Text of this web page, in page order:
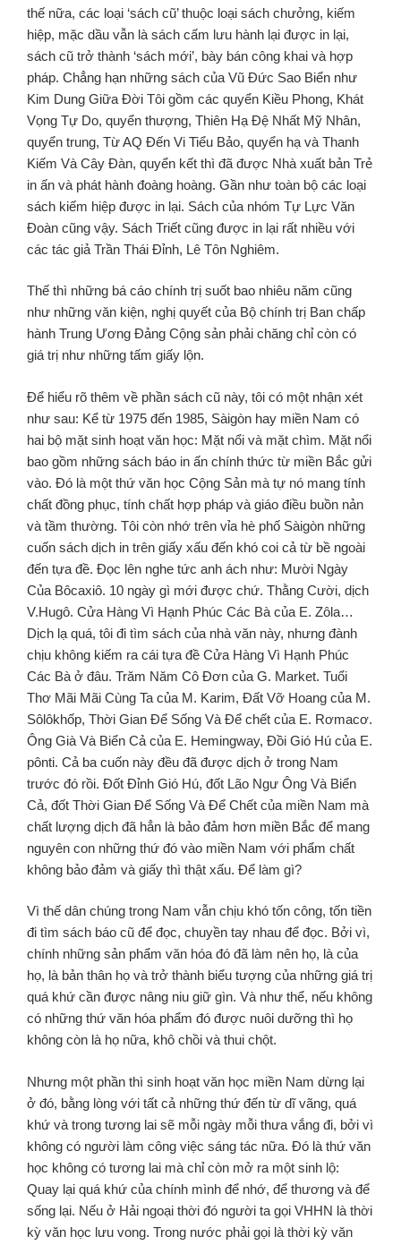
thế nữa, các loại ‘sách cũ’ thuộc loại sách chưởng, kiếm
hiệp, mặc dầu vẫn là sách cấm lưu hành lại được in lại,
sách cũ trở thành ‘sách mới’, bày bán công khai và hợp
pháp. Chẳng hạn những sách của Vũ Đức Sao Biển như
Kim Dung Giữa Ðời Tôi gồm các quyển Kiều Phong, Khát
Vọng Tự Do, quyển thượng, Thiên Hạ Ðệ Nhất Mỹ Nhân,
quyển trung, Từ AQ Ðến Vi Tiểu Bảo, quyển hạ và Thanh
Kiếm Và Cây Ðàn, quyển kết thì đã được Nhà xuất bản Trẻ
in ấn và phát hành đoàng hoàng. Gần như toàn bộ các loại
sách kiếm hiệp được in lại. Sách của nhóm Tự Lực Văn
Đoàn cũng vậy. Sách Triết cũng được in lại rất nhiều với
các tác giả Trần Thái Đỉnh, Lê Tôn Nghiêm.
Thế thì những bá cáo chính trị suốt bao nhiêu năm cũng
như những văn kiện, nghị quyết của Bộ chính trị Ban chấp
hành Trung Ương Ðảng Cộng sản phải chăng chỉ còn có
giá trị như những tấm giấy lộn.
Để hiểu rõ thêm về phần sách cũ này, tôi có một nhận xét
như sau: Kể từ 1975 đến 1985, Sàigòn hay miền Nam có
hai bộ mặt sinh hoạt văn học: Mặt nổi và mặt chìm. Mặt nổi
bao gồm những sách báo in ấn chính thức từ miền Bắc gửi
vào. Đó là một thứ văn học Cộng Sản mà tự nó mang tính
chất đồng phục, tính chất hợp pháp và giáo điều buồn nản
và tầm thường. Tôi còn nhớ trên vỉa hè phố Sàigòn những
cuốn sách dịch in trên giấy xấu đến khó coi cả từ bề ngoài
đến tựa đề. Đọc lên nghe tức anh ách như: Mười Ngày
Của Bôcaxiô. 10 ngày gì mới được chứ. Thằng Cười, dịch
V.Hugô. Cửa Hàng Vì Hạnh Phúc Các Bà của E. Zôla…
Dịch lạ quá, tôi đi tìm sách của nhà văn này, nhưng đành
chịu không kiếm ra cái tựa đề Cửa Hàng Vì Hạnh Phúc
Các Bà ở đâu. Trăm Năm Cô Ðơn của G. Market. Tuổi
Thơ Mãi Mãi Cùng Ta của M. Karim, Đất Vỡ Hoang của M.
Sôlôkhốp, Thời Gian Ðể Sống Và Ðể chết của E. Rơmacơ.
Ông Già Và Biển Cả của E. Hemingway, Đồi Gió Hú của E.
pônti. Cả ba cuốn này đều đã được dịch ở trong Nam
trước đó rồi. Đốt Đỉnh Gió Hú, đốt Lão Ngư Ông Và Biển
Cả, đốt Thời Gian Ðể Sống Và Ðể Chết của miền Nam mà
chất lượng dịch đã hẳn là bảo đảm hơn miền Bắc để mang
nguyên con những thứ đó vào miền Nam với phẩm chất
không bảo đảm và giấy thì thật xấu. Để làm gì?
Vì thế dân chúng trong Nam vẫn chịu khó tốn công, tốn tiền
đi tìm sách báo cũ để đọc, chuyền tay nhau để đọc. Bởi vì,
chính những sản phẩm văn hóa đó đã làm nên họ, là của
họ, là bản thân họ và trở thành biểu tượng của những giá trị
quá khứ cần được nâng niu giữ gìn. Và như thể, nếu không
có những thứ văn hóa phẩm đó được nuôi dưỡng thì họ
không còn là họ nữa, khô chồi và thui chột.
Nhưng một phần thì sinh hoạt văn học miền Nam dừng lại
ở đó, bằng lòng với tất cả những thứ đến từ dĩ vãng, quá
khứ và trong tương lai sẽ mỗi ngày mỗi thưa vắng đi, bởi vì
không có người làm công việc sáng tác nữa. Đó là thứ văn
học không có tương lai mà chỉ còn mở ra một sinh lộ:
Quay lại quá khứ của chính mình để nhớ, để thương và để
sống lại. Nếu ở Hải ngoại thời đó người ta gọi VHHN là thời
kỳ văn học lưu vong. Trong nước phải gọi là thời kỳ văn